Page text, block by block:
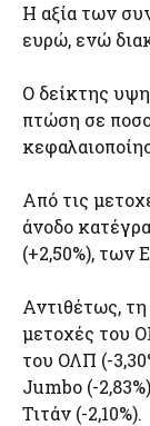
Η αξία των
ευρώ, ενώ
Ο δείκτης
πτώση σε
Από τις
άνοδο
(+2,50%), των
Αντιθέτως,
μετοχές του
του ΟΛΠ (-
Jumbo (-
Τιτάν (-2,10%).